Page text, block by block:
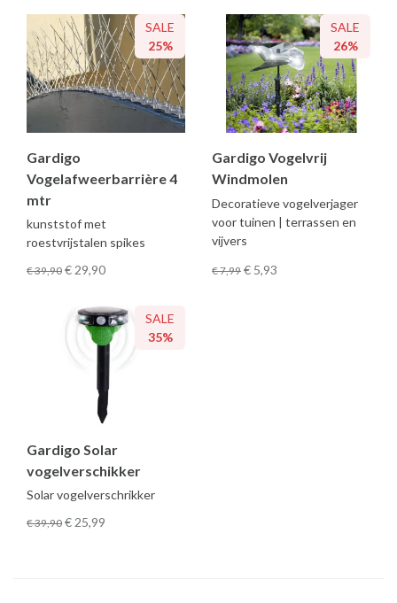
SALE
25%
Gardigo
Vogelafweerbarrière 4
mtr
kunststof met
roestvrijstalen spikes
€ 39,90 € 29,90
SALE
26%
Gardigo Vogelvrij
Windmolen
Decoratieve vogelverjager
voor tuinen | terrassen en
vijvers
€ 7,99 € 5,93
SALE
35%
Gardigo Solar
vogelverschikker
Solar vogelverschrikker
€ 39,90 € 25,99